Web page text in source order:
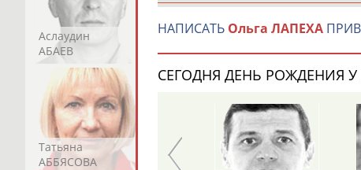
Аслаудин
АБАЕВ
Елена
АБАИМОВА
Мария
АБАКУМОВА
Татьяна
АББЯСОВА
Акжана
АБДИКАРИМОВА
Артур
АБДРАХМАНОВ
НАПИСАТЬ Ольга ЛАПЕХА
СЕГОДНЯ ДЕНЬ РОЖДЕНИЯ